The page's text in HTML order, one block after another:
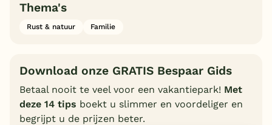
Thema's
Rust & natuur Familie
Download onze GRATIS Bespaar Gids
Betaal nooit te veel voor een vakantiepark! Met
deze 14 tips boekt u slimmer en voordeliger en
begrijpt u de prijzen beter.